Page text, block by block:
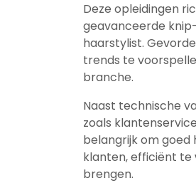
Deze opleidingen
geavanceerde
haarstylist.
trends te
branche.
Naast technische
zoals
belangrijk om
klanten, efficiënt te
brengen.